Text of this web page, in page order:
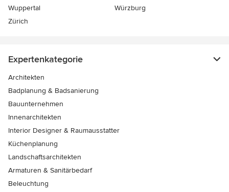
Wuppertal
Würzburg
Zürich
Expertenkategorie
Architekten
Badplanung & Badsanierung
Bauunternehmen
Innenarchitekten
Interior Designer & Raumausstatter
Küchenplanung
Landschaftsarchitekten
Armaturen & Sanitärbedarf
Beleuchtung